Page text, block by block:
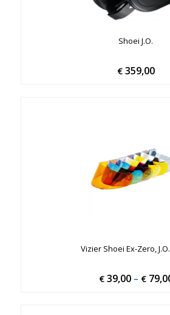
Shoei J.O.
€359,00
Vizier Shoei Ex-Zero, J.O.
€39,00 – €